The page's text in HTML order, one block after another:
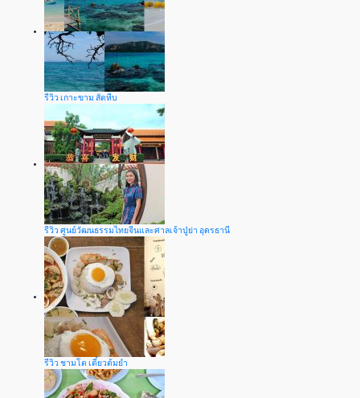
รีวิว เกาะขาม สัตหีบ
รีวิว ศูนย์วัฒนธรรมไทยจีนและศาลเจ้าปู่ย่า อุดรธานี
รีวิว ชามโต เตี๋ยวต้มยำ